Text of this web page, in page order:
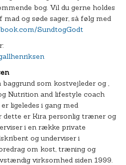
bog. Vil du gerne holdes
mad og søde sager, så følg med
SundtogGodt
som kostvejleder og ,
Nutrition and lifestyle coach
ligeledes i gang med
dette er Kira personlig træner og
i en række private
og underviser i
om kost, træning og
virksomhed siden 1999.